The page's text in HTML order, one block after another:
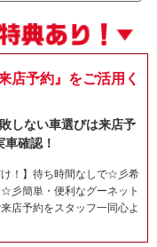
店予約』をご活用く
しない車選びは来店予
確認！
け！】待ち時間なしで☆彡希
彡簡単・便利なグーネット
店予約をスタッフ一同心よ